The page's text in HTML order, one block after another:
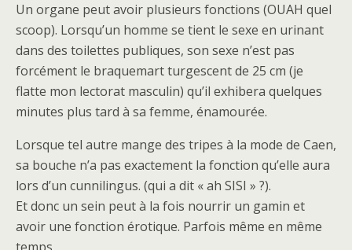
Un organe peut avoir plusieurs fonctions (OUAH quel
scoop). Lorsqu’un homme se tient le sexe en urinant
dans des toilettes publiques, son sexe n’est pas
forcément le braquemart turgescent de 25 cm (je
flatte mon lectorat masculin) qu’il exhibera quelques
minutes plus tard à sa femme, énamourée.
Lorsque tel autre mange des tripes à la mode de Caen,
sa bouche n’a pas exactement la fonction qu’elle aura
lors d’un cunnilingus. (qui a dit « ah SISI » ?).
Et donc un sein peut à la fois nourrir un gamin et
avoir une fonction érotique. Parfois même en même